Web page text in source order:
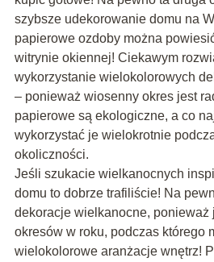
szybsze udekorowanie domu na
papierowe ozdoby można
witrynie okiennej! Ciekawym
wykorzystanie wielokolorowych
– ponieważ wiosenny okres jest
papierowe są ekologiczne, a co
wykorzystać je wielokrotnie
okoliczności.
Jeśli szukacie wielkanocnych
domu to dobrze trafiliście! Na
dekoracje wielkanocne, ponieważ
okresów w roku, podczas którego
wielokolorowe aranżacje wnętrz!